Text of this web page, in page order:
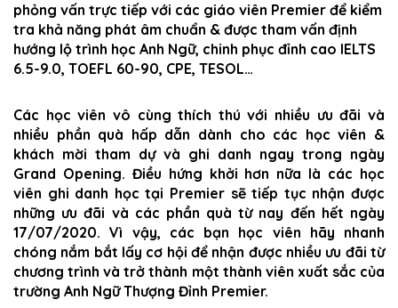
phỏng vấn trực tiếp với các giáo viên Premier để kiểm
tra khả năng phát âm chuẩn & được tham vấn định
hướng lộ trình học Anh Ngữ, chinh phục đỉnh cao IELTS
6.5-9.0, TOEFL 60-90, CPE, TESOL…
Các học viên vô cùng thích thú với nhiều ưu đãi và
nhiều phần quà hấp dẫn dành cho các học viên &
khách mời tham dự và ghi danh ngay trong ngày
Grand Opening. Điều hứng khởi hơn nữa là các học
viên ghi danh học tại Premier sẽ tiếp tục nhận được
những ưu đãi và các phần quà từ nay đến hết ngày
17/07/2020. Vì vậy, các bạn học viên hãy nhanh
chóng nắm bắt lấy cơ hội để nhận được nhiều ưu đãi từ
chương trình và trở thành một thành viên xuất sắc của
trường Anh Ngữ Thượng Đỉnh Premier.